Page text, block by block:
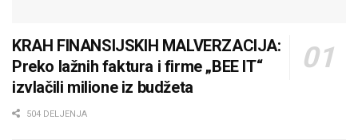
KRAH FINANSIJSKIH MALVERZACIJA:
Preko lažnih faktura i firme „BEE IT“
izvlačili milione iz budžeta
504 DELJENJA